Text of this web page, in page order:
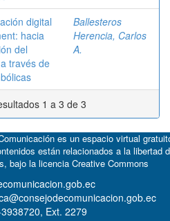
digital
hacia
del
través de
Ballesteros
Herencia, Carlos
A.
1 a 3 de 3
es un espacio virtual
están relacionados a la libertad
bajo la licencia Creative Commons
Ext. 2279